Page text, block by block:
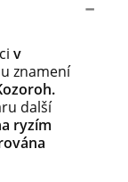
v
znamení
další
ryzím